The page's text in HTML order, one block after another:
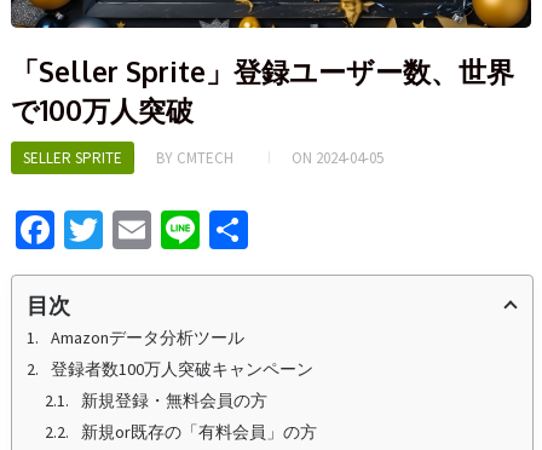
「Seller Sprite」登録ユーザー数、世界
で100万人突破
SELLER SPRITE BY CMTECH ON 2024-04-05
Fa
ce
b
o
o
k
T
wi
er
E
m
l
Li
n
S
h
目次
Amazonデータ分析ツール
登録者数100万人突破キャンペーン
新規登録・無料会員の方
新規or既存の「有料会員」の方